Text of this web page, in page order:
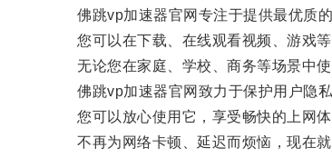
佛跳vp加速器官网专注于提供最优质的
您可以在下载、在线观看视频、游戏等
无论您在家庭、学校、商务等场景中使
佛跳vp加速器官网致力于保护用户隐私
您可以放心使用它，享受畅快的上网体
不再为网络卡顿、延迟而烦恼，现在就